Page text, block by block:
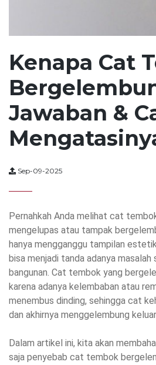
Kenapa Cat
Jawaban &
Sep-09-2025
Pernahkah Anda melihat cat
mengelupas atau tampak
hanya mengganggu tampilan
bisa menjadi tanda adanya
bangunan. Cat tembok yang
karena adanya kelembaban atau
menembus dinding, sehingga cat
dan akhirnya menggelembung
Dalam artikel ini, kita akan
saja penyebab cat tembok